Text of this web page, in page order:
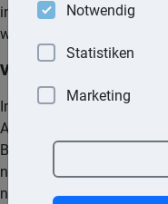
in Deutschland vollstreckt
welchem Land die
Verkehrsverstöße im EU-
Im Regelfall werden
Ausland immer direkt vor
Bargeld dabei hat, der
nächsten Geldautomaten
nicht zahlen kann, muss
Notwendig
Statistiken
Marketing